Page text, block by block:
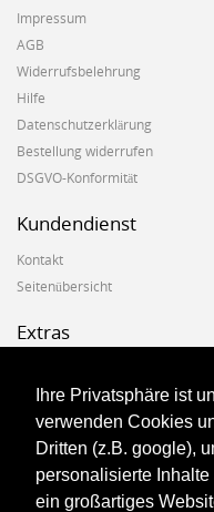
Ihre Privatsphäre ist
verwenden Cookies
Dritten (z.B. google),
personalisierte
ein großartiges
Impressum
AGB
Widerrufsbelehrung
Hilfe
Datenschutzerklärung
Bestellung widerrufen
DSGVO-Konformität
Kundendienst
Kontakt
Seitenübersicht
Extras
Geschenkgutscheine
Angebote
Konto
Konto